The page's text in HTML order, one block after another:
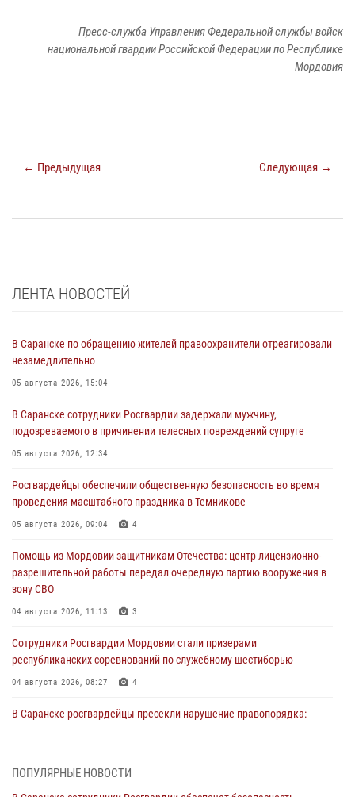
Пресс-служба Управления Федеральной службы войск
национальной гвардии Российской Федерации по Республике
Мордовия
← Предыдущая Следующая →
ЛЕНТА НОВОСТЕЙ
В Саранске по обращению жителей правоохранители отреагировали
незамедлительно
05 августа 2026, 15:04
В Саранске сотрудники Росгвардии задержали мужчину,
подозреваемого в причинении телесных повреждений супруге
05 августа 2026, 12:34
Росгвардейцы обеспечили общественную безопасность во время
проведения масштабного праздника в Темникове
05 августа 2026, 09:04 4
Помощь из Мордовии защитникам Отечества: центр лицензионно-
разрешительной работы передал очередную партию вооружения в
зону СВО
04 августа 2026, 11:13 3
Сотрудники Росгвардии Мордовии стали призерами
республиканских соревнований по служебному шестиборью
04 августа 2026, 08:27 4
В Саранске росгвардейцы пресекли нарушение правопорядка:
ПОПУЛЯРНЫЕ НОВОСТИ